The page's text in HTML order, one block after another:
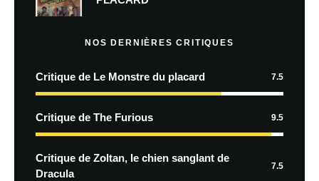
NOS DERNIÈRES CRITIQUES
Critique de Le Monstre du placard 7.5
Critique de The Furious 9.5
Critique de Zoltan, le chien sanglant de
Dracula
7.5